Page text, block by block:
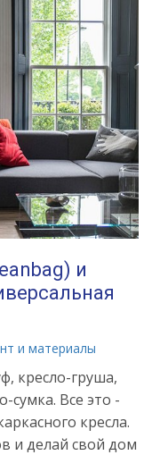
и
и материалы
кресло-груша,
сумка. Все это -
кресла.
и делай свой дом